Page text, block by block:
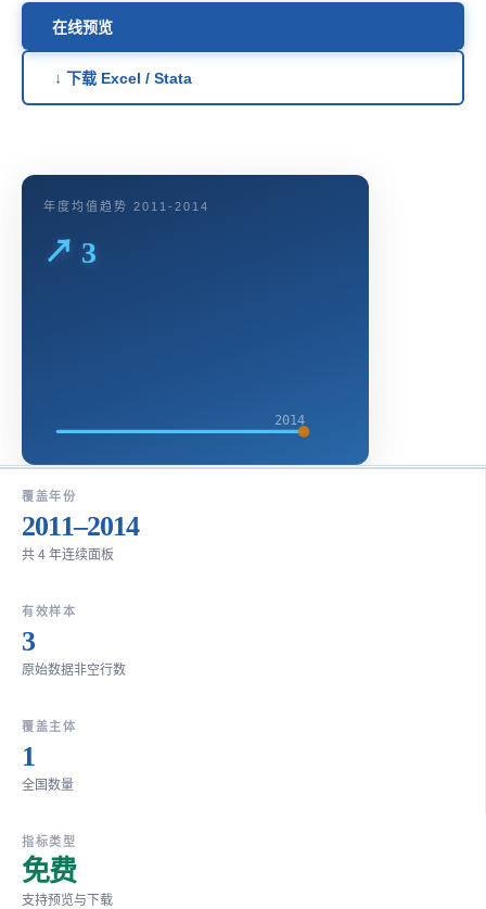
在线预览
↓ 下载 Excel / Stata
年度均值趋势 2011-2014
↗ 3
2014
覆盖年份
2011–2014
共 4 年连续面板
有效样本
3
原始数据非空行数
覆盖主体
1
全国数量
指标类型
免费
支持预览与下载